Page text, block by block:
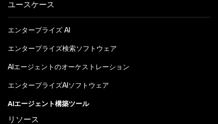
ユースケース
エンタープライズ AI
エンタープライズ検索ソフトウェア
AIエージェントのオーケストレーション
エンタープライズAIソフトウェア
AIエージェント構築ツール
リソース